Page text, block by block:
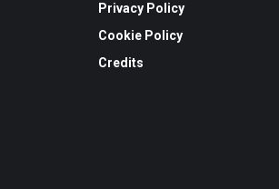
Privacy Policy
Cookie Policy
Credits